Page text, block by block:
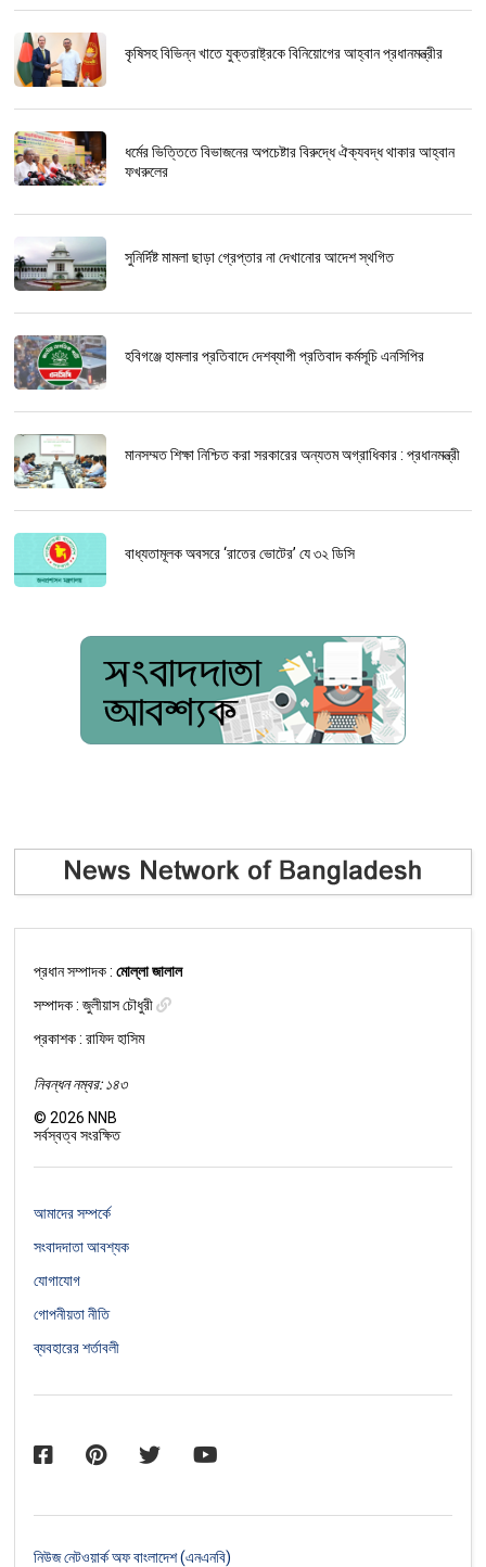
কৃষিসহ বিভিন্ন খাতে যুক্তরাষ্ট্রকে বিনিয়োগের আহ্বান প্রধানমন্ত্রীর
ধর্মের ভিত্তিতে বিভাজনের অপচেষ্টার বিরুদ্ধে ঐক্যবদ্ধ থাকার আহ্বান
ফখরুলের
সুনির্দিষ্ট মামলা ছাড়া গ্রেপ্তার না দেখানোর আদেশ স্থগিত
হবিগঞ্জে হামলার প্রতিবাদে দেশব্যাপী প্রতিবাদ কর্মসূচি এনসিপির
মানসম্মত শিক্ষা নিশ্চিত করা সরকারের অন্যতম অগ্রাধিকার : প্রধানমন্ত্রী
বাধ্যতামূলক অবসরে ‘রাতের ভোটের’ যে ৩২ ডিসি
প্রধান সম্পাদক :মোল্লা জালাল
সম্পাদক :জুলীয়াস চৌধুরী
প্রকাশক : রাফিদ হাসিম
নিবন্ধন নম্বর: ১৪৩
©2026 NNB
সর্বস্বত্ব সংরক্ষিত
আমাদের সম্পর্কে
সংবাদদাতা আবশ্যক
যোগাযোগ
গোপনীয়তা নীতি
ব্যবহারের শর্তাবলী
নিউজ নেটওয়ার্ক অফ বাংলাদেশ (এনএনবি)